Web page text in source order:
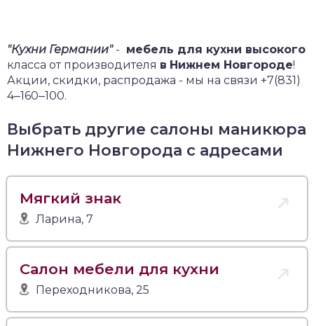
"Кухни Германии"- мебель для кухни высокого
класса от производителя в Нижнем Новгороде!
Акции, скидки, распродажа - мы на связи +7(831)
4‒160‒100.
Выбрать другие салоны маникюра
Нижнего Новгорода с адресами
Мягкий знак
Ларина, 7
Салон мебели для кухни
Переходникова, 25